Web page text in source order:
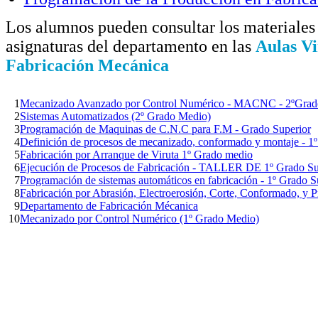
Los alumnos pueden consultar los
asignaturas del departamento en las Aulas
Fabricación Mecánica
1Mecanizado Avanzado por Control Numérico - MACNC -
2Sistemas Automatizados (2º Grado Medio)
3Programación de Maquinas de C.N.C para F.M - Grado Superior
4Definición de procesos de mecanizado, conformado y montaje -
5Fabricación por Arranque de Viruta 1º Grado medio
6Ejecución de Procesos de Fabricación - TALLER DE 1º Grado
7Programación de sistemas automáticos en fabricación - 1º Grado
8Fabricación por Abrasión, Electroerosión, Corte, Conformado, y
9Departamento de Fabricación Mécanica
10Mecanizado por Control Numérico (1º Grado Medio)